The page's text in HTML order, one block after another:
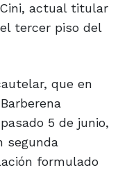
actual titular
tercer piso del
que en
5 de junio,
segunda
formulado